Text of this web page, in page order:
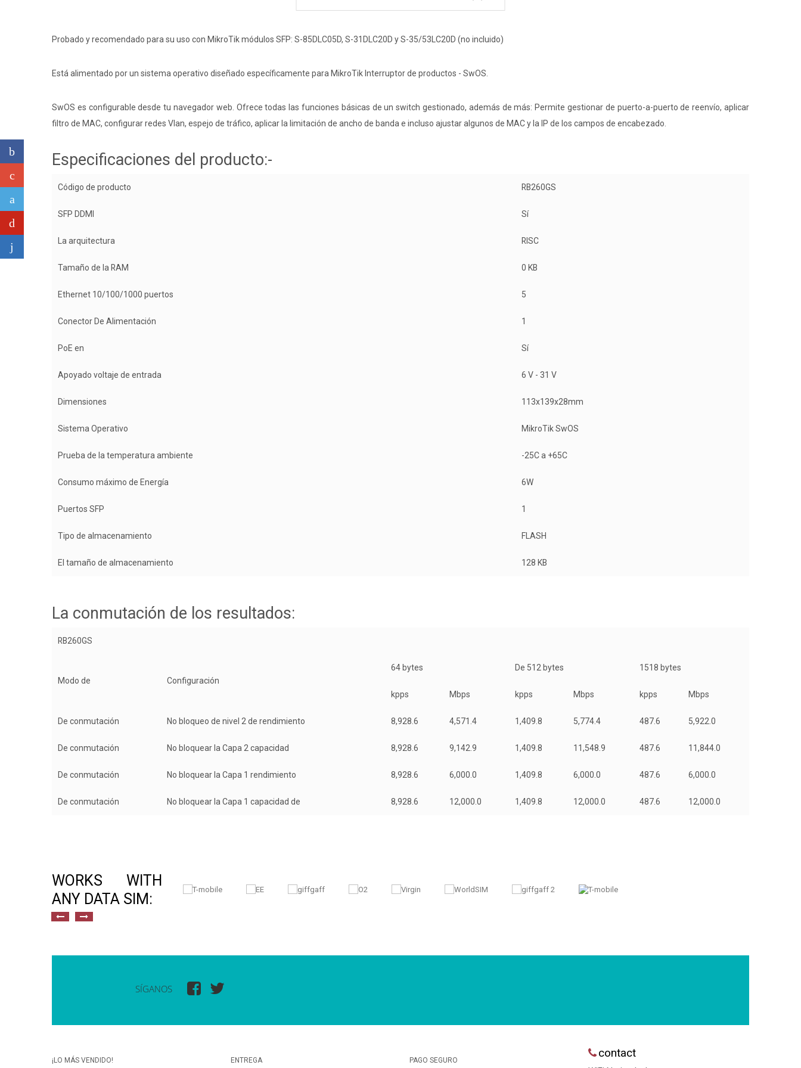
Probado y recomendado para su uso con MikroTik módulos SFP: S-85DLC05D, S-31DLC20D y S-35/53LC20D (no incluido)
Está alimentado por un sistema operativo diseñado específicamente para MikroTik Interruptor de productos - SwOS.
SwOS es configurable desde tu navegador web. Ofrece todas las funciones básicas de un switch gestionado, además de más: Permite gestionar de puerto-a-puerto de reenvío, aplicar
filtro de MAC, configurar redes Vlan, espejo de tráfico, aplicar la limitación de ancho de banda e incluso ajustar algunos de MAC y la IP de los campos de encabezado.
Especificaciones del producto:-
Código de producto RB260GS
SFP DDMI Sí
La arquitectura RISC
Tamaño de la RAM 0 KB
Ethernet 10/100/1000 puertos 5
Conector De Alimentación 1
PoE en Sí
Apoyado voltaje de entrada 6 V - 31 V
Dimensiones 113x139x28mm
Sistema Operativo MikroTik SwOS
Prueba de la temperatura ambiente -25C a +65C
Consumo máximo de Energía 6W
Puertos SFP 1
Tipo de almacenamiento FLASH
El tamaño de almacenamiento 128 KB
La conmutación de los resultados:
RB260GS
Modo de Configuración
64 bytes De 512 bytes 1518 bytes
kpps Mbps kpps Mbps kpps Mbps
De conmutación No bloqueo de nivel 2 de rendimiento 8,928.6 4,571.4 1,409.8 5,774.4 487.6 5,922.0
De conmutación No bloquear la Capa 2 capacidad 8,928.6 9,142.9 1,409.8 11,548.9 487.6 11,844.0
De conmutación No bloquear la Capa 1 rendimiento 8,928.6 6,000.0 1,409.8 6,000.0 487.6 6,000.0
De conmutación No bloquear la Capa 1 capacidad de 8,928.6 12,000.0 1,409.8 12,000.0 487.6 12,000.0
WORKS WITH
ANY DATA SIM:
SÍGANOS
¡LO MÁS VENDIDO! ENTREGA PAGO SEGURO
contact